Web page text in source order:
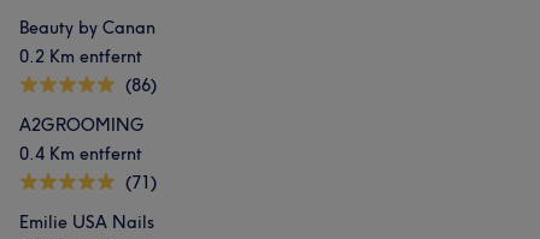
Beauty by Canan
0.2 Km entfernt
(86)
A2GROOMING
0.4 Km entfernt
(71)
Emilie USA Nails